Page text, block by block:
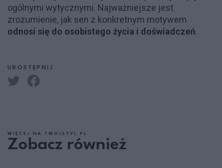
ogólnymi wytycznymi. Najważniejsze jest
zrozumienie, jak sen z konkretnym motywem
odnosi się do osobistego życia i doświadczeń.
UDOSTĘPNIJ
WIĘCEJ NA TWOJSTYL.PL
Zobacz również